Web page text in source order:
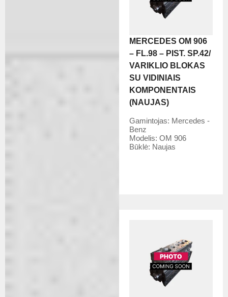
MERCEDES OM 906
– FL.98 – PIST. SP.42/
VARIKLIO BLOKAS
SU VIDINIAIS
KOMPONENTAIS
(NAUJAS)
Gamintojas: Mercedes -
Benz
Modelis:OM 906
Būklė: Naujas